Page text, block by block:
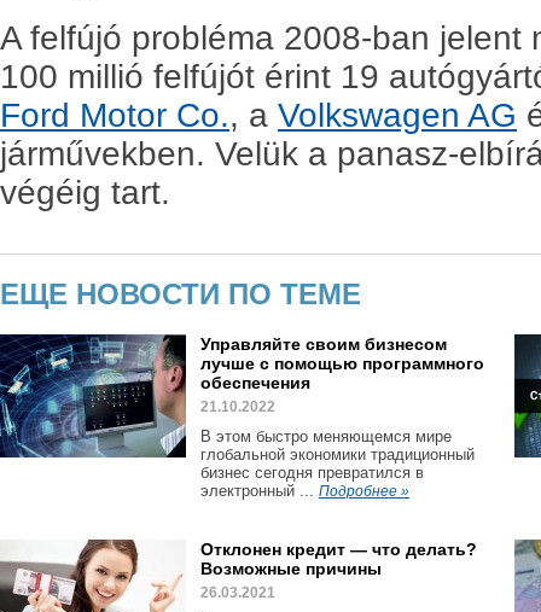
A felfújó probléma 2008-ban jelent
100 millió felfújót érint 19
Ford Motor Co., a Volkswagen AG
járművekben. Velük a panasz-
végéig tart.
ЕЩЕ НОВОСТИ ПО ТЕМЕ
Управляйте своим бизнесом
лучше с помощью программного
обеспечения
21.10.2022
В этом быстро меняющемся мире
глобальной экономики традиционный
бизнес сегодня превратился в
электронный ... Подробнее »
Отклонен кредит — что делать?
Возможные причины
26.03.2021